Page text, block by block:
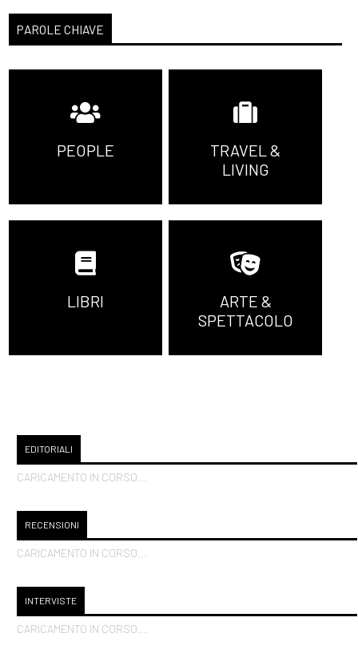
PAROLE CHIAVE
PEOPLE
TRAVEL &
LIVING
LIBRI
ARTE &
SPETTACOLO
EDITORIALI
CARICAMENTO IN CORSO...
RECENSIONI
CARICAMENTO IN CORSO...
INTERVISTE
CARICAMENTO IN CORSO...